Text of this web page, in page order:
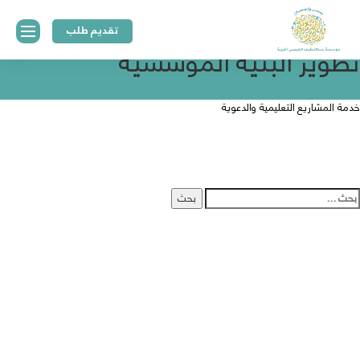
تقديم طلب
تطوير البنية المؤسسية
تصفّح
المقالات
خدمة المشاريع التعليمية والدعوية
البحث
عن: